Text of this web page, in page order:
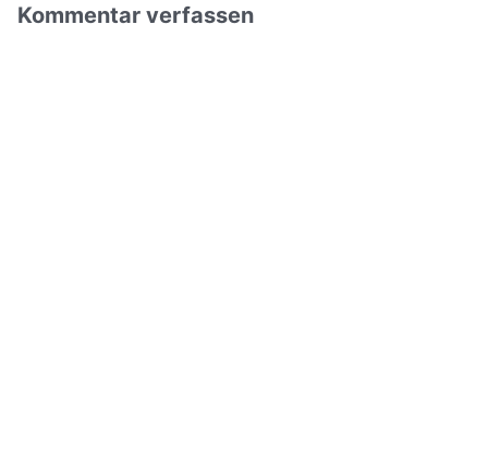
Kommentar verfassen